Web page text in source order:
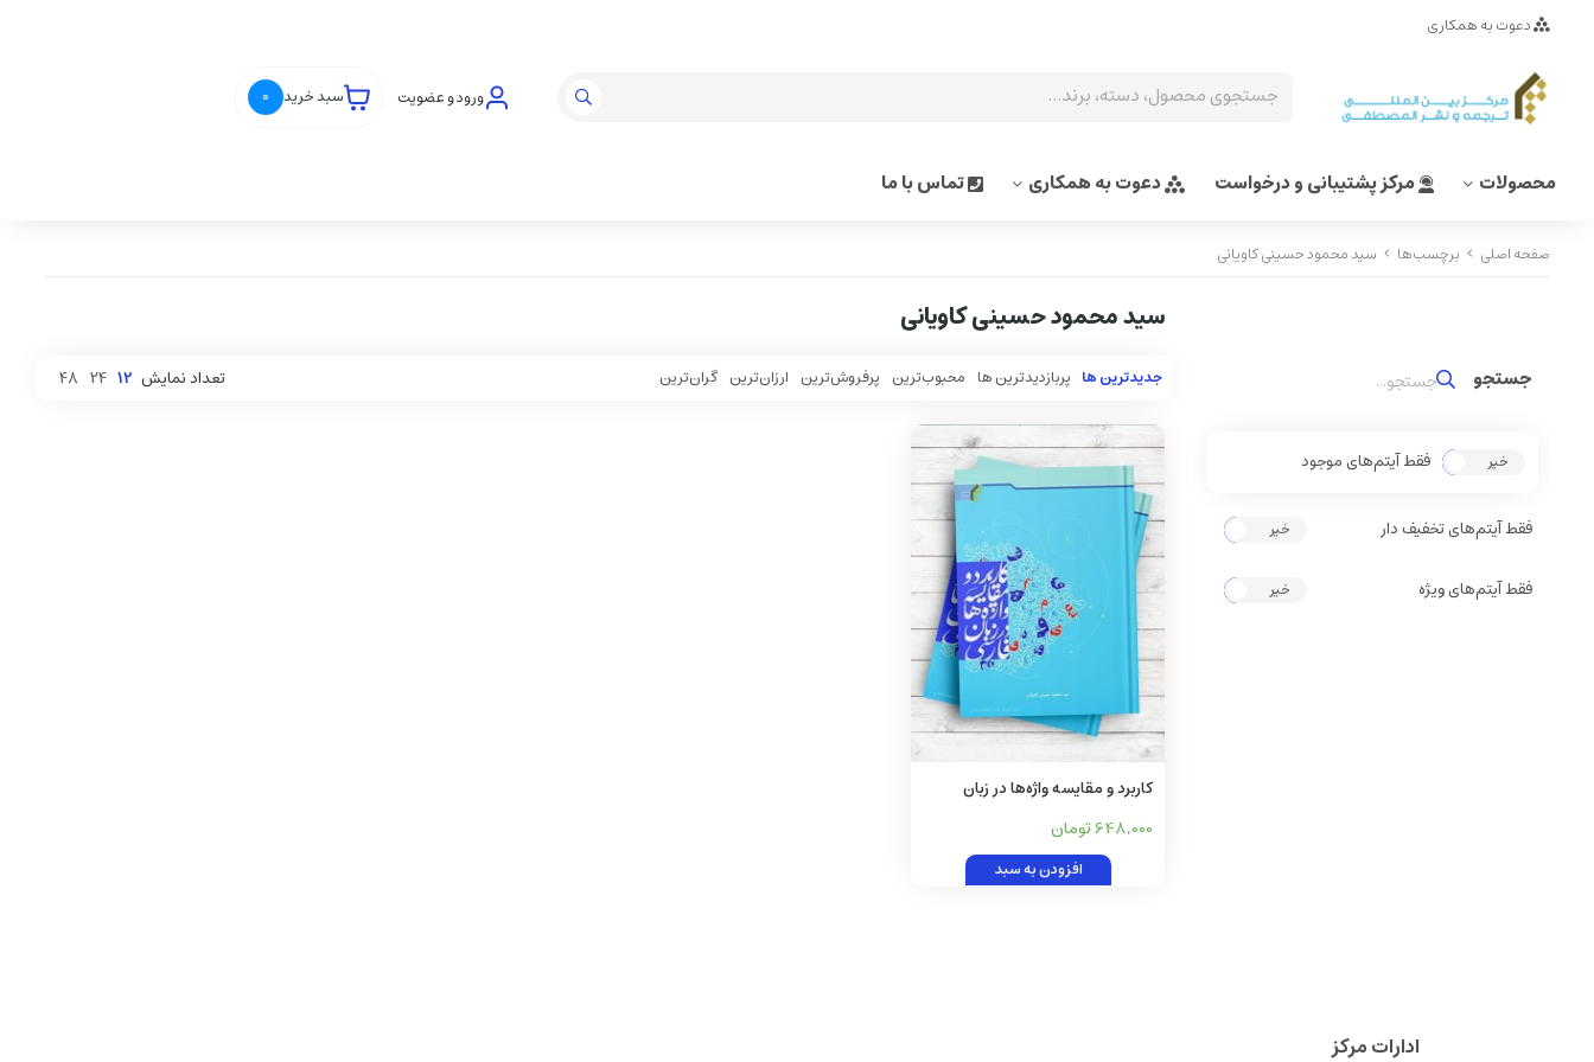
دعوت به همکاری
ورود و عضویت سبد خرید 0
محصولات مرکز پشتیبانی و درخواست دعوت به همکاری تماس با ما
صفحه اصلی برچسب‌ها سيد محمود حسينی کاويانی
بله خیر فقط آیتم‌های موجود
خیر فقط آیتم‌های تخفیف دار
خیر فقط آیتم‌های ویژه
سيد محمود حسينی کاويانی
جدیدترین ها پربازدیدترین ها محبوب‌‌ترین پرفروش‌ترین ارزان‌ترین گران‌ترین تعداد نمایش 12
24
48
کاربرد و مقایسه واژه‌ها در زبان
فارسی
648,000 تومان
افزودن به سبد
ادارات مرکز